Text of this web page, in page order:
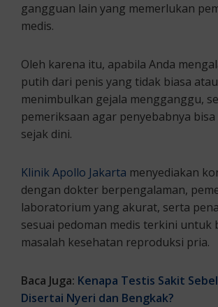
gangguan lain yang memerlukan
medis.
Oleh karena itu, apabila Anda
putih dari penis yang tidak biasa atau
menimbulkan gejala mengganggu,
pemeriksaan agar penyebabnya
sejak dini.
Klinik Apollo Jakarta menyediakan
dengan dokter berpengalaman,
laboratorium yang akurat, serta
sesuai pedoman medis terkini untuk
masalah kesehatan reproduksi pria.
Baca Juga: Kenapa Testis Sakit
Disertai Nyeri dan Bengkak?